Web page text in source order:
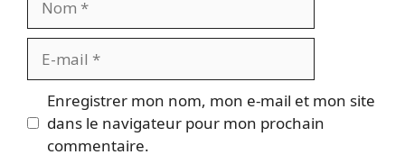
mail
Enregistrer mon nom, mon e-mail et mon site
dans le navigateur pour mon prochain
commentaire.